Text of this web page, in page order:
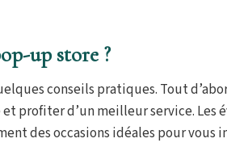
up store ?
conseils pratiques. Tout
profiter d’un meilleur service. Les
des occasions idéales pour vous